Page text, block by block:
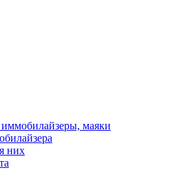
маяки
них